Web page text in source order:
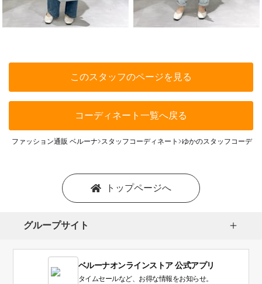
このスタッフのページを見る
コーディネート一覧へ戻る
ファッション通販 ベルーナ スタッフコーディネート ゆかのスタッフコーディ
トップページへ
グループサイト
ベルーナオンラインストア 公式アプリ
タイムセールなど、お得な情報をお知らせ。